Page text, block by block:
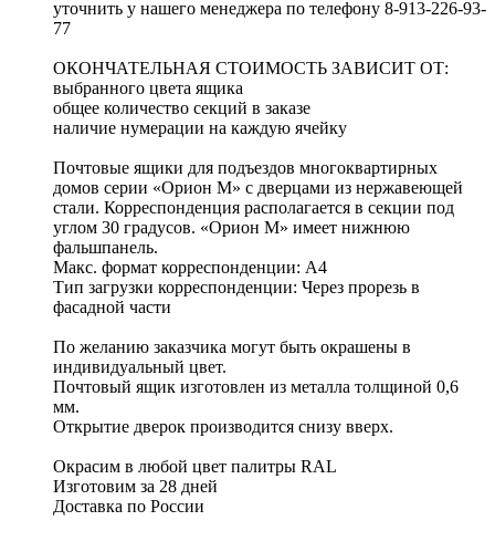
уточнить у нашего менеджера по телефону 8-913-226-93-
77
ОКОНЧАТЕЛЬНАЯ СТОИМОСТЬ ЗАВИСИТ ОТ:
выбранного цвета ящика
общее количество секций в заказе
наличие нумерации на каждую ячейку
Почтовые ящики для подъездов многоквартирных
домов серии «Орион М» с дверцами из нержавеющей
стали. Корреспонденция располагается в секции под
углом 30 градусов. «Орион М» имеет нижнюю
фальшпанель.
Макс. формат корреспонденции: А4
Тип загрузки корреспонденции: Через прорезь в
фасадной части
По желанию заказчика могут быть окрашены в
индивидуальный цвет.
Почтовый ящик изготовлен из металла толщиной 0,6
мм.
Открытие дверок производится снизу вверх.
Окрасим в любой цвет палитры RAL
Изготовим за 28 дней
Доставка по России